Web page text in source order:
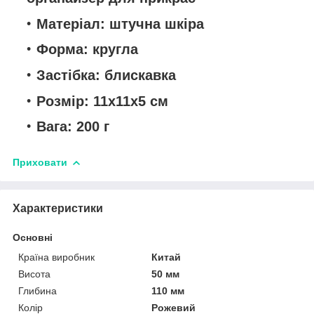
Матеріал: штучна шкіра
Форма: кругла
Застібка: блискавка
Розмір: 11х11х5 см
Вага: 200 г
Приховати
Характеристики
Основні
Країна виробник
Китай
Висота
50 мм
Глибина
110 мм
Колір
Рожевий